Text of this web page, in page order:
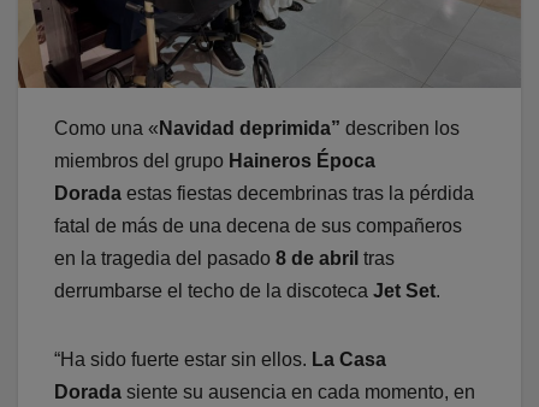
Como una « Navidad deprimida” describen los
miembros del grupo Haineros Época
Dorada estas fiestas decembrinas tras la pérdida
fatal de más de una decena de sus compañeros
en la tragedia del pasado 8 de abril tras
derrumbarse el techo de la discoteca Jet Set.
“Ha sido fuerte estar sin ellos. La Casa
Dorada siente su ausencia en cada momento, en